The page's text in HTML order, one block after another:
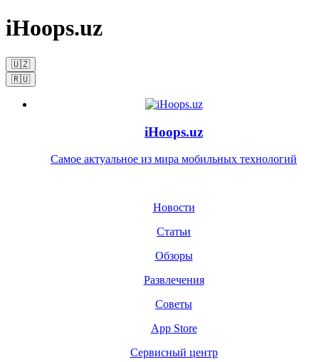
iHoops.uz
🇺🇿
🇷🇺
iHoops.uz
Самое актуальное из мира мобильных технологий
Новости
Статьи
Обзоры
Развлечения
Советы
App Store
Сервисный центр